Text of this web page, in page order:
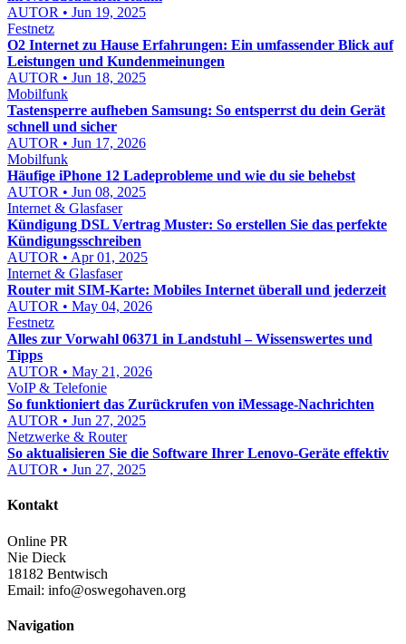
AUTOR • Jun 19, 2025
Festnetz
O2 Internet zu Hause Erfahrungen: Ein umfassender Blick auf
Leistungen und Kundenmeinungen
AUTOR • Jun 18, 2025
Mobilfunk
Tastensperre aufheben Samsung: So entsperrst du dein Gerät
schnell und sicher
AUTOR • Jun 17, 2026
Mobilfunk
Häufige iPhone 12 Ladeprobleme und wie du sie behebst
AUTOR • Jun 08, 2025
Internet & Glasfaser
Kündigung DSL Vertrag Muster: So erstellen Sie das perfekte
Kündigungsschreiben
AUTOR • Apr 01, 2025
Internet & Glasfaser
Router mit SIM-Karte: Mobiles Internet überall und jederzeit
AUTOR • May 04, 2026
Festnetz
Alles zur Vorwahl 06371 in Landstuhl – Wissenswertes und
Tipps
AUTOR • May 21, 2026
VoIP & Telefonie
So funktioniert das Zurückrufen von iMessage-Nachrichten
AUTOR • Jun 27, 2025
Netzwerke & Router
So aktualisieren Sie die Software Ihrer Lenovo-Geräte effektiv
AUTOR • Jun 27, 2025
Kontakt
Online PR
Nie Dieck
18182 Bentwisch
Email: info@oswegohaven.org
Navigation